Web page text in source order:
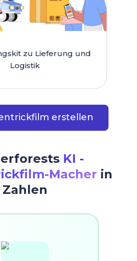
zu Lieferung und
Logistik
erstellen
KI -
Macher in
Zahlen